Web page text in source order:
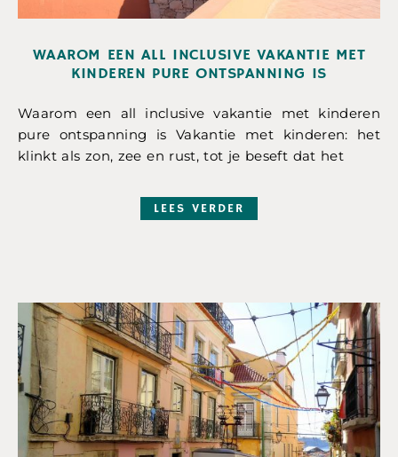
WAAROM EEN ALL INCLUSIVE VAKANTIE MET
KINDEREN PURE ONTSPANNING IS
Waarom een all inclusive vakantie met kinderen
pure ontspanning is Vakantie met kinderen: het
klinkt als zon, zee en rust, tot je beseft dat het
LEES VERDER